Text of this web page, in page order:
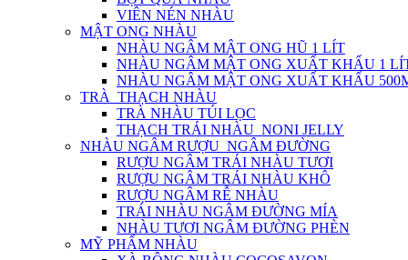
VIÊN NÉN NHÀU
MẬT ONG NHÀU
NHÀU NGÂM MẬT ONG HŨ 1 LÍT
NHÀU NGÂM MẬT ONG XUẤT KHẨU 1
NHÀU NGÂM MẬT ONG XUẤT KHẨU
TRÀ_THẠCH NHÀU
TRÀ NHÀU TÚI LỌC
THẠCH TRÁI NHÀU_NONI JELLY
NHÀU NGÂM RƯỢU_NGÂM ĐƯỜNG
RƯỢU NGÂM TRÁI NHÀU TƯƠI
RƯỢU NGÂM TRÁI NHÀU KHÔ
RƯỢU NGÂM RỄ NHÀU
TRÁI NHÀU NGÂM ĐƯỜNG MÍA
NHÀU TƯƠI NGÂM ĐƯỜNG PHÈN
MỸ PHẨM NHÀU